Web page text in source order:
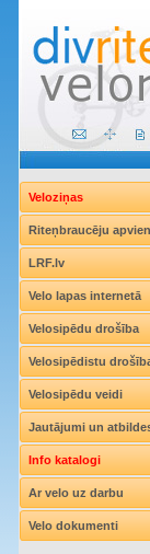
Veloziņas
Riteņbraucēju
LRF.lv
Velo lapas internetā
Velosipēdu drošība
Velosipēdistu
Velosipēdu veidi
Jautājumi un
Info katalogi
Ar velo uz darbu
Velo dokumenti